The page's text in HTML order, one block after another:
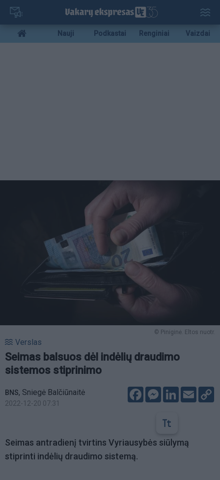
Pereiti
pagrindinį
turinį
Mobile
menu
Nauji Podkastai Renginiai Vaizdai
© Piniginė. Eltos nuotr.
Verslas
Seimas balsuos dėl indėlių draudimo
sistemos stiprinimo
BNS, Sniegė Balčiūnaitė
2022-12-20 07:31
FacebookMessenger
LinkedIn
Email
Seimas antradienį tvirtins Vyriausybės siūlymą
stiprinti indėlių draudimo sistemą.